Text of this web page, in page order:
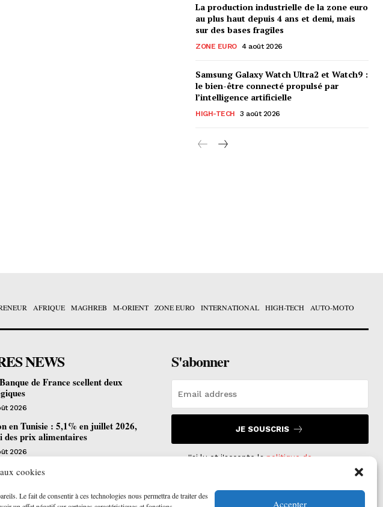
cookies
Le fait de consentir à ces technologies nous permettra de traiter des
Accepter
La production industrielle de la zone euro
au plus haut depuis 4 ans et demi, mais
sur des bases fragiles
ZONE EURO 4 août 2026
Samsung Galaxy Watch Ultra2 et Watch9 :
le bien-être connecté propulsé par
l’intelligence artificielle
HIGH-TECH 3 août 2026
AFRIQUE MAGHREB M-ORIENT ZONE EURO INTERNATIONAL HIGH-TECH AUTO-MOTO
NEWS
de France scellent deux
2026
en Tunisie : 5,1% en juillet 2026,
des prix alimentaires
2026
en fibre optique ouvre ses
6 août 2026
S'abonner
JE SOUSCRIS
J'ai lu et j'accepte lapolitique de